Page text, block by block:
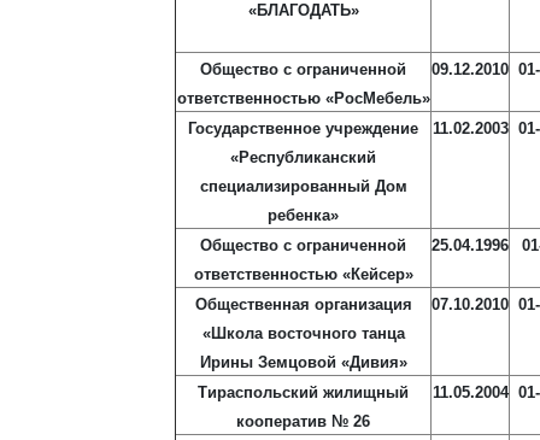
«БЛАГОДАТЬ»
Общество с ограниченной
ответственностью «РосМебель»
09.12.2010
Государственное учреждение
«Республиканский
специализированный Дом
ребенка»
11.02.2003
Общество с ограниченной
ответственностью «Кейсер»
25.04.1996
Общественная организация
«Школа восточного танца
Ирины Земцовой «Дивия»
07.10.2010
Тираспольский жилищный
кооператив № 26
11.05.2004